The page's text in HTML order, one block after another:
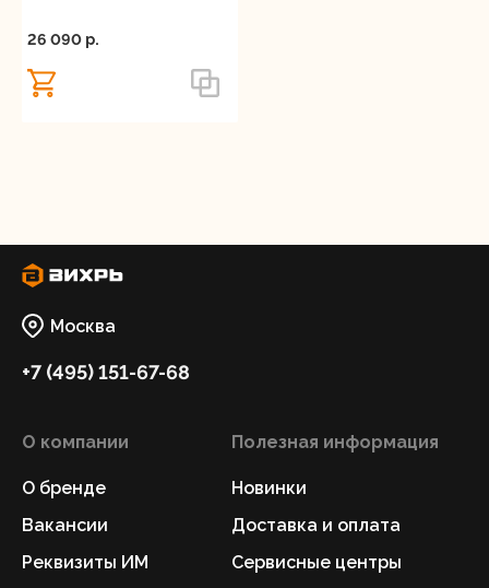
26 090 p.Регистрация
Москва
+7 (495) 151-67-68
О компании
О бренде
Вакансии
Реквизиты ИМ
Полезная информация
Новинки
Доставка и оплата
Сервисные центры